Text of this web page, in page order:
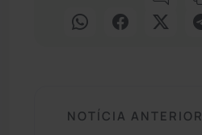
NOTÍCIA ANTERIOR